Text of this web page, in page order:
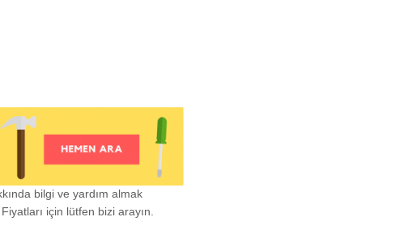
bilgi ve yardım almak
için lütfen bizi arayın.